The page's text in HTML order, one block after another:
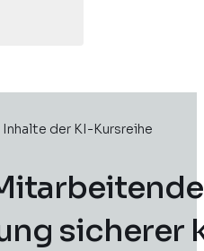
Inhalte der KI-Kursreihe
sicherer